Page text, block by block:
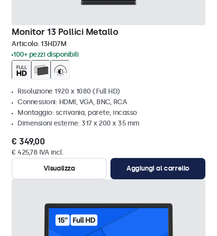
Monitor 13 Pollici Metallo
Articolo: 13HD7M
100+ pezzi disponibili
Risoluzione 1920 x 1080 (Full HD)
Connessioni: HDMI, VGA, BNC, RCA
Montaggio: scrivania, parete, incasso
Dimensioni esterne: 317 x 200 x 35 mm
€ 349,00
€ 425,78 IVA incl.
Visualizza
Aggiungi al carrello